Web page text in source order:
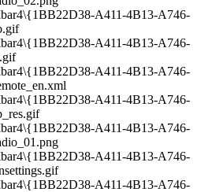
A411-4B13-A746-
A411-4B13-A746-
A411-4B13-A746-
A411-4B13-A746-
A411-4B13-A746-
A411-4B13-A746-
A411-4B13-A746-